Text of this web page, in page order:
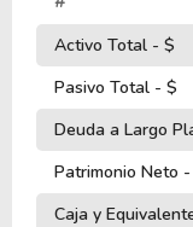
Activo Total - $
Pasivo Total - $
Deuda a Largo
Patrimonio Neto
Caja y